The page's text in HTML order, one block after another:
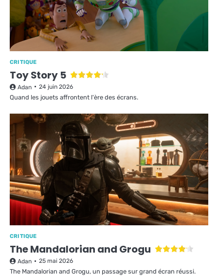
CRITIQUE
Toy Story 5
Adan 24 juin 2026
Quand les jouets affrontent l'ère des écrans.
CRITIQUE
The Mandalorian and Grogu
Adan 25 mai 2026
The Mandalorian and Grogu, un passage sur grand écran réussi.